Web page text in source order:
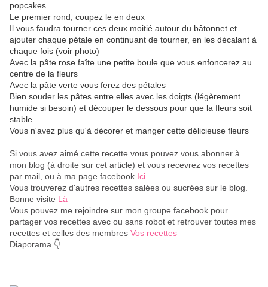
popcakes
Le premier rond, coupez le en deux
Il vous faudra tourner ces deux moitié autour du bâtonnet et
ajouter chaque pétale en continuant de tourner, en les décalant à
chaque fois (voir photo)
Avec la pâte rose faîte une petite boule que vous enfoncerez au
centre de la fleurs
Avec la pâte verte vous ferez des pétales
Bien souder les pâtes entre elles avec les doigts (légèrement
humide si besoin) et découper le dessous pour que la fleurs soit
stable
Vous n'avez plus qu'à décorer et manger cette délicieuse fleurs
Si vous avez aimé cette recette vous pouvez vous abonner à
mon blog (à droite sur cet article) et vous recevrez vos recettes
par mail, ou à ma page facebook Ici
Vous trouverez d'autres recettes salées ou sucrées sur le blog.
Bonne visite Là
Vous pouvez me rejoindre sur mon groupe facebook pour
partager vos recettes avec ou sans robot et retrouver toutes mes
recettes et celles des membres Vos recettes
Diaporama 👇